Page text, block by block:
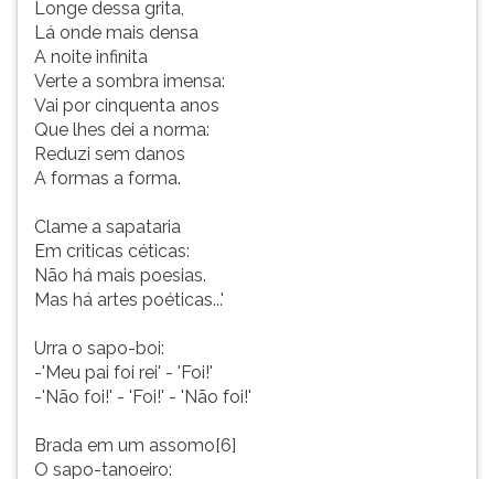
Longe dessa grita,
Lá onde mais densa
A noite infinita
Verte a sombra imensa:
Vai por cinquenta anos
Que lhes dei a norma:
Reduzi sem danos
A formas a forma.
Clame a sapataria
Em criticas céticas:
Não há mais poesias.
Mas há artes poéticas...'
Urra o sapo-boi:
-'Meu pai foi rei' - 'Foi!'
-'Não foi!' - 'Foi!' - 'Não foi!'
Brada em um assomo[6]
O sapo-tanoeiro: